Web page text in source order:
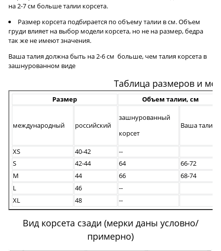
на 2-7 см больше талии корсета.
Размер корсета подбирается по объему талии в см. Объем
груди влияет на выбор модели корсета, но не на размер, бедра
так же не имеют значения.
Ваша талия должна быть на 2-6 см больше, чем талия корсета в
зашнурованном виде
Таблица размеров и
Размер Объем талии, см
международный российский
зашнурованный
корсет
Ваша талия
XS 40-42
--
S
42-44 64
66-72
M
44 66
68-74
L
46
--
XL
48 --
Вид корсета сзади (мерки даны условно/
примерно)